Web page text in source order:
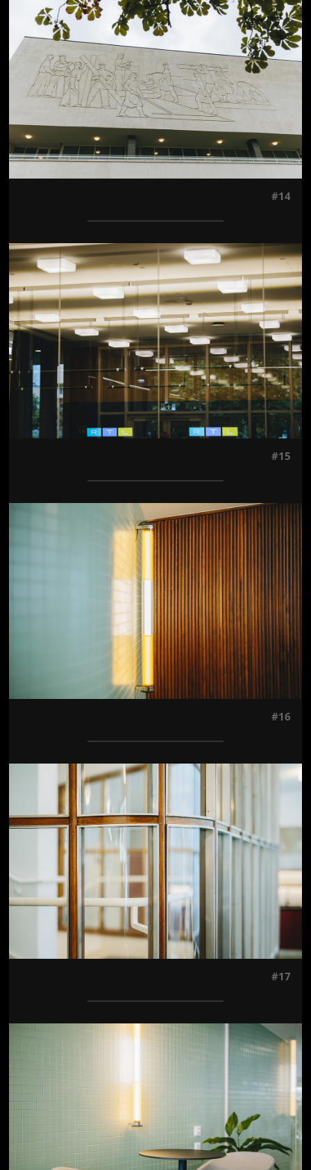
#14
Jön még kép!
#15
Jön még kép!
#16
Jön még kép!
#17
Jön még kép!